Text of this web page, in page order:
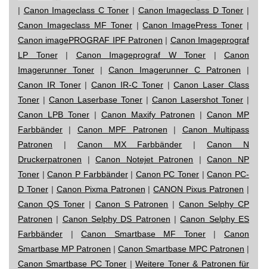
| Canon Imageclass C Toner | Canon Imageclass D Toner |
Canon Imageclass MF Toner|Canon ImagePress Toner |
Canon imagePROGRAF IPF Patronen | Canon Imageprograf
LP Toner| Canon Imageprograf W Toner | Canon
Imagerunner Toner | Canon Imagerunner C Patronen |
Canon IR Toner|Canon IR-C Toner|Canon Laser Class
Toner | Canon Laserbase Toner | Canon Lasershot Toner |
Canon LPB Toner | Canon Maxify Patronen | Canon MP
Farbbänder | Canon MPF Patronen | Canon Multipass
Patronen | Canon MX Farbbänder |Canon N
Druckerpatronen |Canon Notejet Patronen |Canon NP
Toner |Canon P Farbbänder| Canon PC Toner |Canon PC-
D Toner| Canon Pixma Patronen |CANON Pixus Patronen |
Canon QS Toner| Canon S Patronen |Canon Selphy CP
Patronen | Canon Selphy DS Patronen |Canon Selphy ES
Farbbänder |Canon Smartbase MF Toner|Canon
Smartbase MP Patronen | Canon Smartbase MPC Patronen |
Canon Smartbase PC Toner |Weitere Toner & Patronen für